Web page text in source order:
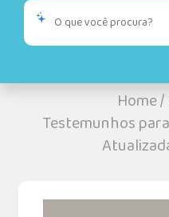
Home/
Testemunhos